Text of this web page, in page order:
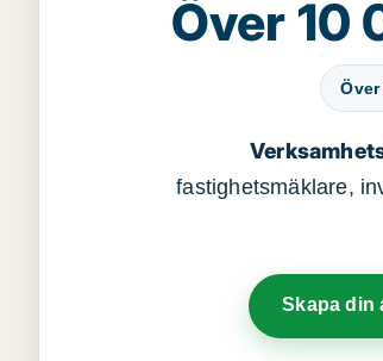
Över 10
fastighetsmäklare,
Skapa din